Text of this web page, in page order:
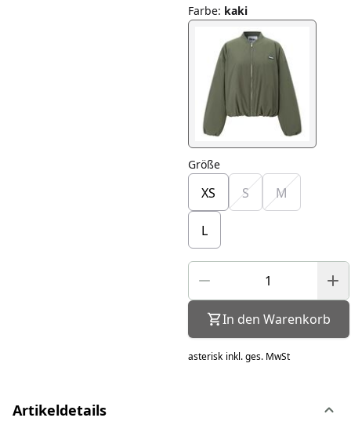
Farbe: kaki
Größe
XS S M
L
In den Warenkorb
asterisk inkl. ges. MwSt
Artikeldetails